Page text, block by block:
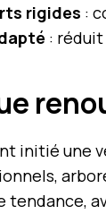
rigides :
:
initié une